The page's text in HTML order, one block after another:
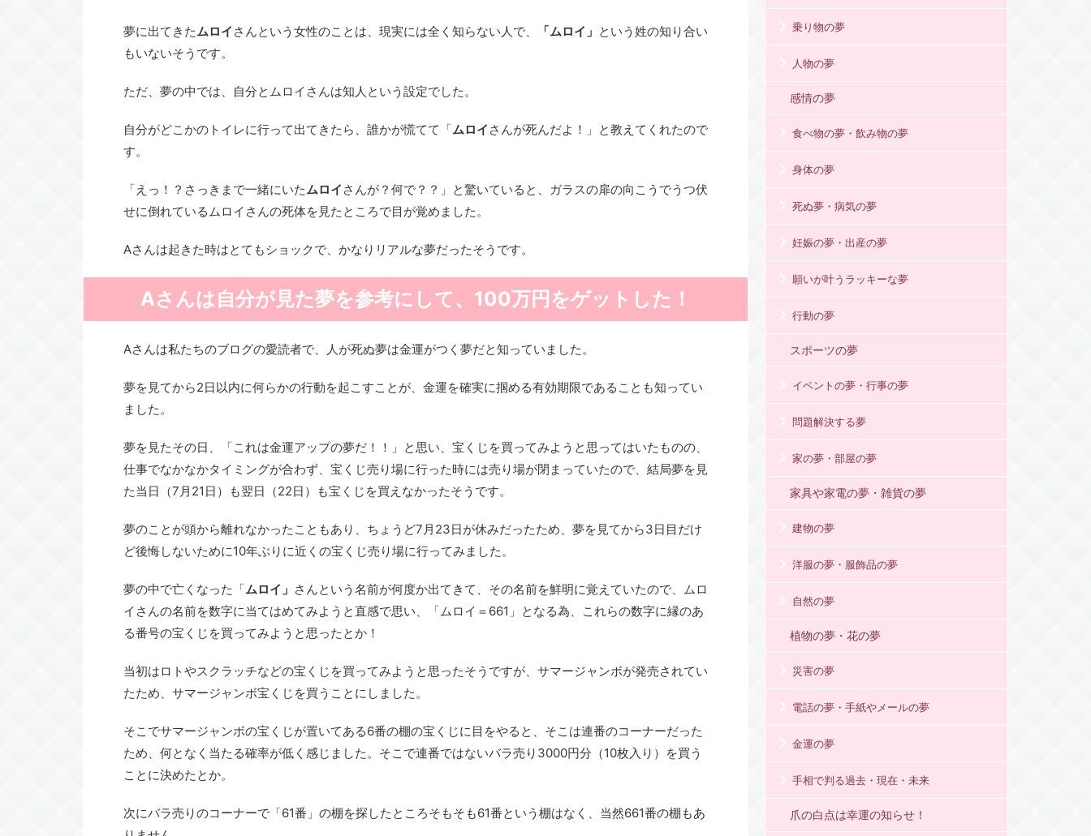
夢に出てきたムロイ さんという女性のことは、現実には全く知らない人で、 「ムロイ」 という姓の知り合い
もいないそうです。
ただ、夢の中では、自分とムロイさんは知人という設定でした。
自分がどこかのトイレに行って出てきたら、誰かが慌てて「ムロイ さんが死んだよ！」と教えてくれたので
す。
「えっ！？さっきまで一緒にいたムロイ さんが？何で？？」と驚いていると、ガラスの扉の向こうでうつ伏
せに倒れているムロイさんの死体を見たところで目が覚めました。
Aさんは起きた時はとてもショックで、かなりリアルな夢だったそうです。
Aさんは自分が見た夢を参考にして、100万円をゲットした！
Aさんは私たちのブログの愛読者で、人が死ぬ夢は金運がつく夢だと知っていました。
夢を見てから2日以内に何らかの行動を起こすことが、金運を確実に掴める有効期限であることも知ってい
ました。
夢を見たその日、「これは金運アップの夢だ！！」と思い、宝くじを買ってみようと思ってはいたものの、
仕事でなかなかタイミングが合わず、宝くじ売り場に行った時には売り場が閉まっていたので、結局夢を見
た当日（7月21日）も翌日（22日）も宝くじを買えなかったそうです。
夢のことが頭から離れなかったこともあり、ちょうど7月23日が休みだったため、夢を見てから3日目だけ
ど後悔しないために10年ぶりに近くの宝くじ売り場に行ってみました。
夢の中で亡くなった「ムロイ」 さんという名前が何度か出てきて、その名前を鮮明に覚えていたので、ムロ
イさんの名前を数字に当てはめてみようと直感で思い、「ムロイ＝661」となる為、これらの数字に縁のあ
る番号の宝くじを買ってみようと思ったとか！
当初はロトやスクラッチなどの宝くじを買ってみようと思ったそうですが、サマージャンボが発売されてい
たため、サマージャンボ宝くじを買うことにしました。
そこでサマージャンボの宝くじが置いてある6番の棚の宝くじに目をやると、そこは連番のコーナーだった
ため、何となく当たる確率が低く感じました。そこで連番ではないバラ売り3000円分（10枚入り）を買う
ことに決めたとか。
次にバラ売りのコーナーで「61番」の棚を探したところそもそも61番という棚はなく、当然661番の棚もあ
乗り物の夢
人物の夢
感情の夢
食べ物の夢・飲み物の夢
身体の夢
死ぬ夢・病気の夢
妊娠の夢・出産の夢
願いが叶うラッキーな夢
行動の夢
スポーツの夢
イベントの夢・行事の夢
問題解決する夢
家の夢・部屋の夢
家具や家電の夢・雑貨の夢
建物の夢
洋服の夢・服飾品の夢
自然の夢
植物の夢・花の夢
災害の夢
電話の夢・手紙やメールの夢
金運の夢
手相で判る過去・現在・未来
爪の白点は幸運の知らせ！